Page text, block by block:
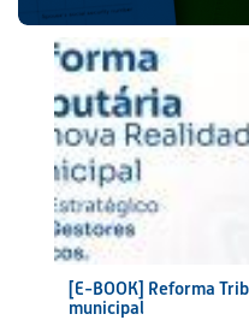
[E-BOOK] Reforma
municipal